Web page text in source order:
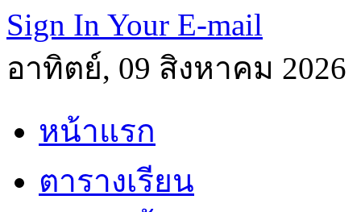
Sign In Your E-mail
อาทิตย์, 09 สิงหาคม 2026
หน้าแรก
ตารางเรียน